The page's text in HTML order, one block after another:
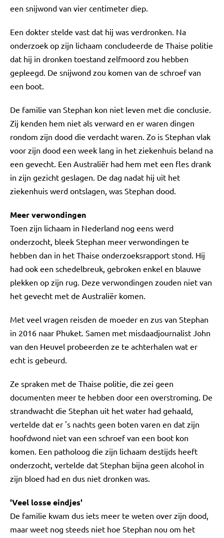
een snijwond van vier centimeter diep.
Een dokter stelde vast dat hij was verdronken. Na
onderzoek op zijn lichaam concludeerde de Thaise politie
dat hij in dronken toestand zelfmoord zou hebben
gepleegd. De snijwond zou komen van de schroef van
een boot.
De familie van Stephan kon niet leven met die conclusie.
Zij kenden hem niet als verward en er waren dingen
rondom zijn dood die verdacht waren. Zo is Stephan vlak
voor zijn dood een week lang in het ziekenhuis beland na
een gevecht. Een Australiër had hem met een fles drank
in zijn gezicht geslagen. De dag nadat hij uit het
ziekenhuis werd ontslagen, was Stephan dood.
Meer verwondingen
Toen zijn lichaam in Nederland nog eens werd
onderzocht, bleek Stephan meer verwondingen te
hebben dan in het Thaise onderzoeksrapport stond. Hij
had ook een schedelbreuk, gebroken enkel en blauwe
plekken op zijn rug. Deze verwondingen zouden niet van
het gevecht met de Australiër komen.
Met veel vragen reisden de moeder en zus van Stephan
in 2016 naar Phuket. Samen met misdaadjournalist John
van den Heuvel probeerden ze te achterhalen wat er
echt is gebeurd.
Ze spraken met de Thaise politie, die zei geen
documenten meer te hebben door een overstroming. De
strandwacht die Stephan uit het water had gehaald,
vertelde dat er 's nachts geen boten varen en dat zijn
hoofdwond niet van een schroef van een boot kon
komen. Een patholoog die zijn lichaam destijds heeft
onderzocht, vertelde dat Stephan bijna geen alcohol in
zijn bloed had en dus niet dronken was.
'Veel losse eindjes'
De familie kwam dus iets meer te weten over zijn dood,
maar weet nog steeds niet hoe Stephan nou om het